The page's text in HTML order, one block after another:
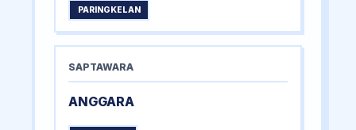
PARINGKELAN
SAPTAWARA
ANGGARA